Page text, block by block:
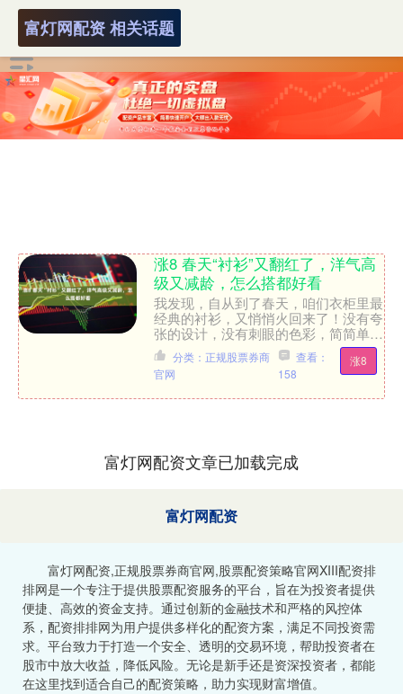
富灯网配资 相关话题
涨8 春天“衬衫”又翻红了，洋气高
级又减龄，怎么搭都好看
我发现，自从到了春天，咱们衣柜里最
经典的衬衫，又悄悄火回来了！没有夸
张的设计，没有刺眼的色彩，简简单单
一件衬衫，却能在今年春天重新站上穿
搭C位，成为时髦精、通勤....
涨8
分类：正规股票券商
官网
查看：
158
富灯网配资文章已加载完成
富灯网配资
富灯网配资,正规股票券商官网,股票配资策略官网XIII‌配资排
排网是一个专注于提供股票配资服务的平台，旨在为投资者提供
便捷、高效的资金支持。通过创新的金融技术和严格的风控体
系，配资排排网为用户提供多样化的配资方案，满足不同投资需
求。平台致力于打造一个安全、透明的交易环境，帮助投资者在
股市中放大收益，降低风险。无论是新手还是资深投资者，都能
在这里找到适合自己的配资策略，助力实现财富增值。